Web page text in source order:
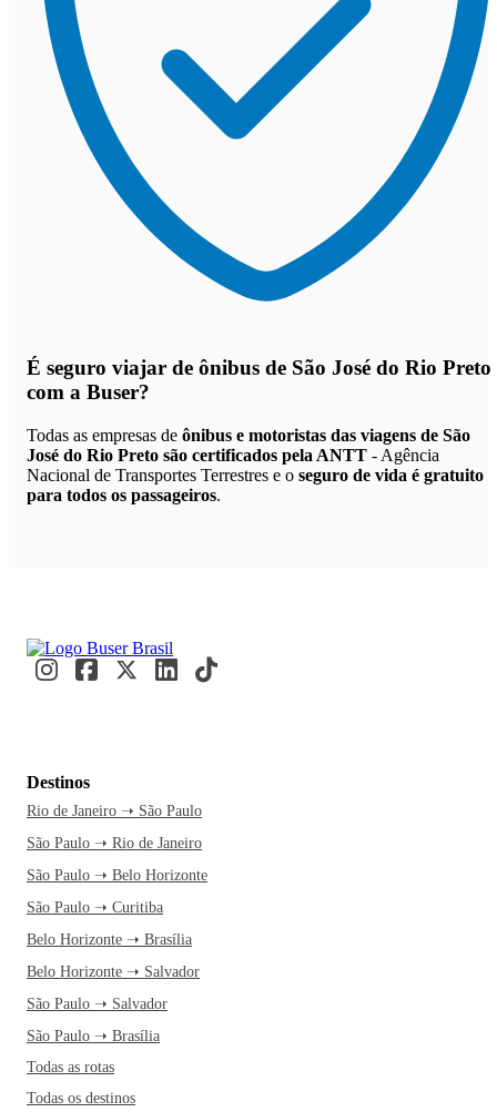
É seguro viajar de ônibus de São José do Rio Preto
com a Buser?
Todas as empresas de ônibus e motoristas das viagens de São
José do Rio Preto são certificados pela ANTT - Agência
Nacional de Transportes Terrestres e o seguro de vida é gratuito
para todos os passageiros.
Destinos
Rio de Janeiro ➝ São Paulo
São Paulo ➝ Rio de Janeiro
São Paulo ➝ Belo Horizonte
São Paulo ➝ Curitiba
Belo Horizonte ➝ Brasília
Belo Horizonte ➝ Salvador
São Paulo ➝ Salvador
São Paulo ➝ Brasília
Todas as rotas
Todas os destinos